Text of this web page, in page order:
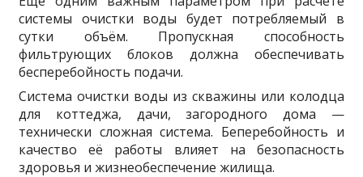
системы очистки воды будет потребляемый в
сутки объём. Пропускная способность
фильтрующих блоков должна обеспечивать
бесперебойность подачи.
Система очистки воды из скважины или колодца
для коттеджа, дачи, загородного дома —
технически сложная система. Беперебойность и
качество её работы влияет на безопасность
здоровья и жизнеобеспечение жилища.